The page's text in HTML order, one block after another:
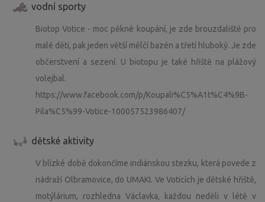
vodní sporty
Biotop Votice - moc pěkné koupání, je zde brouzdaliště pro
malé děti, pak jeden větší mělčí bazén a třetí hluboký. Je zde
občerstvení a sezení. U biotopu je také hřiště na plážový
volejbal.
https://www.facebook.com/p/Koupali%C5%A1t%C4%9B-
Pila%C5%99-Votice-100057523986407/
dětské aktivity
V blízké době dokončíme indiánskou stezku, která povede z
nádraží Olbramovice, do UMAKI. Ve Voticích je dětské hřiště,
motýlárium, rozhledna Václavka, každou neděli v létě v